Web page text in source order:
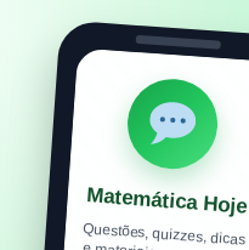
Matemática Hoje
Questões, quizzes, dicas
e materiais para estudar